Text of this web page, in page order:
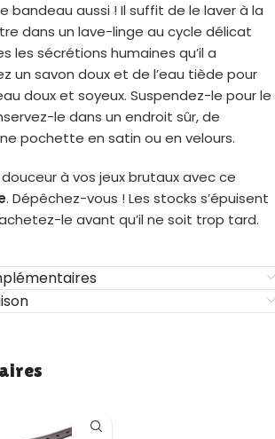
bandeau aussi ! Il suffit de le laver à la
dans un lave-linge au cycle délicat
les sécrétions humaines qu’il a
un savon doux et de l’eau tiède pour
doux et soyeux. Suspendez-le pour le
le dans un endroit sûr, de
pochette en satin ou en velours.
à vos jeux brutaux avec ce
. Dépêchez-vous ! Les stocks s’épuisent
le avant qu’il ne soit trop tard.